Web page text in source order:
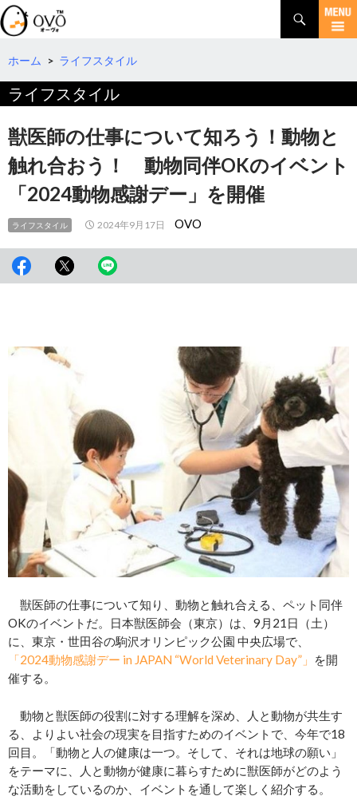
検
索
コ
テ
ツ
へ
移
動
ホーム > ライフスタイル
ライフスタイル
獣医師の仕事について知ろう！動物と
触れ合おう！ 動物同伴OKのイベント
「2024動物感謝デー」を開催
ライフスタイル 2024年9月17日 OVO
獣医師の仕事について知り、動物と触れ合える、ペット同伴
OKのイベントだ。日本獣医師会（東京）は、9月21日（土）
に、東京・世田谷の駒沢オリンピック公園 中央広場で、
「2024動物感謝デー in JAPAN “World Veterinary Day”」
を開
催する。
動物と獣医師の役割に対する理解を深め、人と動物が共生す
る、よりよい社会の現実を目指すためのイベントで、今年で18
回目。「動物と人の健康は一つ。そして、それは地球の願い」
をテーマに、人と動物が健康に暮らすために獣医師がどのよう
な活動をしているのか、イベントを通して楽しく紹介する。